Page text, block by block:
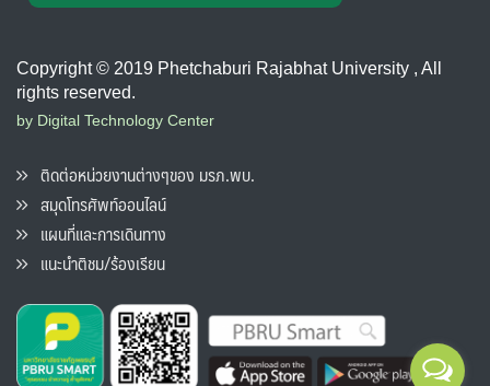
Copyright © 2019 Phetchaburi Rajabhat University , All
rights reserved.
by Digital Technology Center
ติดต่อหน่วยงานต่างๆของ มรภ.พบ.
สมุดโทรศัพท์ออนไลน์
แผนที่และการเดินทาง
แนะนำติชม/ร้องเรียน